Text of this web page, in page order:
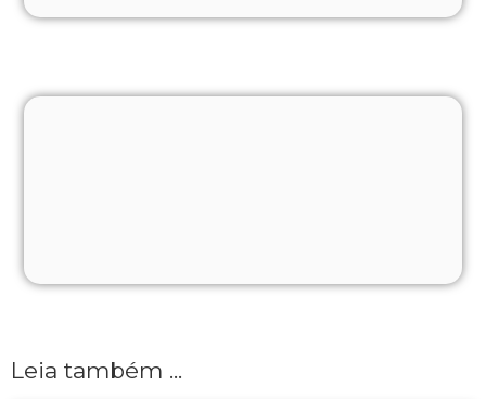
Leia também ...